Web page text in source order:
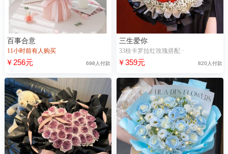
百事合意
11小时前有人购买
￥256元 698人付款
三生爱你
33枝卡罗拉红玫瑰搭配··
￥359元 820人付款